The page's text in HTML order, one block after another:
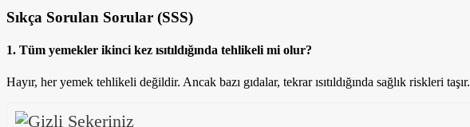
Sıkça Sorulan Sorular (SSS)
1. Tüm yemekler ikinci kez ısıtıldığında tehlikeli mi olur?
Hayır, her yemek tehlikeli değildir. Ancak bazı gıdalar, tekrar ısıtıldığında sağlık riskleri taşır.